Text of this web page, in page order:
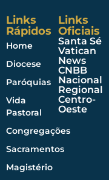
Links
Rápidos
Home
Diocese
Paróquias
Vida
Pastoral
Congregações
Sacramentos
Magistério
Links
Oficiais
Santa Sé
Vatican
News
CNBB
Nacional
Regional
Centro-
Oeste